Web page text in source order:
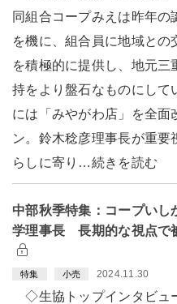
同組合コープみえは昨年の
を機に、組合員に地域との
を積極的に提供し、地元三
持をより盤石なものにして
には「みやがわ店」を全面
ン。鈴木稔彦理事長が重要
らしに寄り…続きを読む
中部秋季特集：コープいし
学理事長 長期的な視点で
特集 小売 2024.11.30
◇生協トップインタビュ